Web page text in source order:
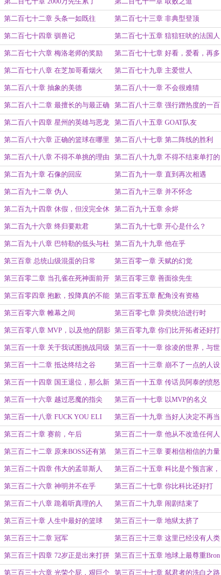
第二百七十二章 头条一如既往 第二百七十三章 非典型登顶
第二百七十四章 驯兽记 第二百七十五章 狺狺狂吠的法国人
第二百七十六章 梅洛老师的奖励 第二百七十七章 好看，爱看，再多
来点
第二百七十八章 在芝加哥看烟火 第二百七十九章 主爱世人
第二百八十章 抽象的美德 第二百八十一章 不会很难猜
第二百八十二章 最擅长的与最正确
的
第二百八十三章 强行蹭热度的一百
种方式
第二百八十四章 星州的英雄与恶龙 第二百八十五章 GOAT队友
第二百八十六章 正确的篮球在哪里 第二百八十七章 第二阵线的胜利
第二百八十八章 不得不单挑的理由 第二百八十九章 不得不结束单打的
理由
第二百九十章 石像的回应 第二百九十一章 直到再次相遇
第二百九十二章 伪人 第二百九十三章 并不怀念
第二百九十四章 休假，但没完全休 第二百九十五章 余烬
第二百九十六章 终归要欺君 第二百九十七章 开心是什么？
第二百九十八章 巴特勒的低头与杜
兰特的抬头
第二百九十九章 他在乎
第三百章 总统山级混蛋的日常 第三百零一章 天赋的幻觉
第三百零二章 当孔雀在死神面前开
屏
第三百零三章 善面徐先生
第三百零四章 抱歉，投降真的不能
输一半
第三百零五章 配角没有资格
第三百零六章 帷幕之间 第三百零七章 异类统治进行时
第三百零八章 MVP，以及他的阴影 第三百零九章 你们比开拓者还好打
第三百一十章 关于我试图挑战同级
生却被他当成后辈这件事
第三百一十一章 徐凌的世界，与世
界的徐凌
第三百一十二章 抵达终结之谷 第三百一十三章 崩不了一点的人设
第三百一十四章 国王退位，那么新
王要加冕吗
第三百一十五章 传话员阿泰的愤怒
第三百一十六章 越过恶魔的指尖 第三百一十七章 以MVP的名义
第三百一十八章 FUCK YOU ELI 第三百一十九章 当好人决定不再当
好人
第三百二十章 赛前，午后 第三百二十一章 他从不改造任何人
第三百二十二章 原来BOSS还有第
二阶段
第三百二十三章 要相信相信的力量
第三百二十四章 伟大的孟菲斯人 第三百二十五章 科比是个预言家，
但数学不太好
第三百二十六章 神明并不在乎 第三百二十七章 你比科比还好打
第三百二十八章 跪着听真理的人 第三百二十九章 闹剧结束了
第三百三十章 人生中最好的篮球 第三百三十一章 地狱太挤了
第三百三十二章 冠军 第三百三十三章 这里已经没有人类
了
第三百三十四章 72岁正是出来打拼
的年纪
第三百三十五章 地球上最尊重Bron
的人，与最不尊重Bron的人
第三百三十六章 光荣个屁，艰巨个 第三百三十七章 弑君者的洗白之路